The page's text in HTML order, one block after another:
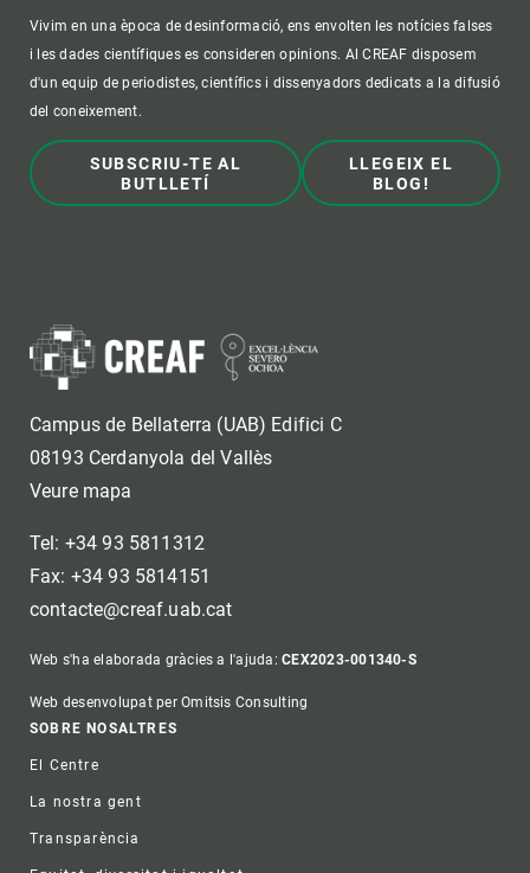
Vivim en una època de desinformació, ens envolten les notícies falses
i les dades científiques es consideren opinions. Al CREAF disposem
d'un equip de periodistes, científics i dissenyadors dedicats a la difusió
del coneixement.
SUBSCRIU-TE AL
BUTLLETÍ
LLEGEIX EL
BLOG!
Campus de Bellaterra (UAB) Edifici C
08193 Cerdanyola del Vallès
Veure mapa
Tel: +34 93 5811312
Fax: +34 93 5814151
contacte@creaf.uab.cat
Web s'ha elaborada gràcies a l'ajuda:CEX2023-001340-S
Web desenvolupat per Omitsis Consulting
Footer
SOBRE NOSALTRES
El Centre
La nostra gent
Transparència